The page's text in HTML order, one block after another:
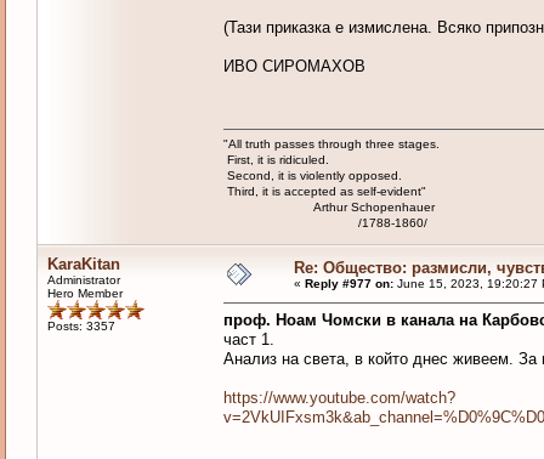
(Тази приказка е измислена. Всяко
ИВО СИРОМАХОВ
"All truth passes through three stages.
First, it is ridiculed.
Second, it is violently opposed.
Third, it is accepted as self-evident"
Arthur Schopenhauer
/1788-1860/
KaraKitan
Administrator
Hero Member
Posts: 3357
Re: Общество: размисли,
« Reply #977 on:June 15, 2023, 19:20:27
проф. Ноам Чомски в канала на
част 1.
Анализ на света, в който днес живеем. За
https://www.youtube.com/watch?